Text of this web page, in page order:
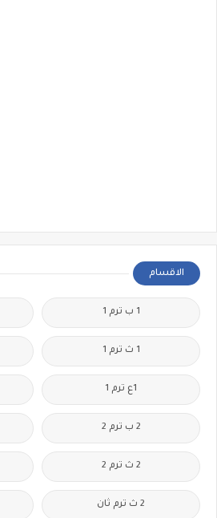
الاقسام
1 ب ترم 1
1 ث ترم 1
1ع ترم 1
2 ب ترم 2
2 ث ترم 2
2 ث ترم ثان